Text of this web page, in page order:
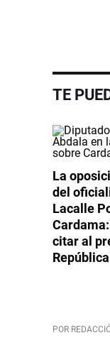
TE
La
del
Lacalle
citar al
POR